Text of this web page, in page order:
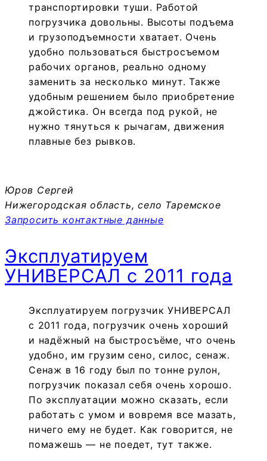
транспортировки туши. Работой
погрузчика довольны. Высоты подъема
и грузоподъемности хватает. Очень
удобно пользоваться быстросъемом
рабочих органов, реально одному
заменить за несколько минут. Также
удобным решением было приобретение
джойстика. Он всегда под рукой, не
нужно тянуться к рычагам, движения
плавные без рывков.
Юров Сергей
Нижегородская область, село Таремское
Запросить контактные данные
Эксплуатируем
УНИВЕРСАЛ с 2011 года
Эксплуатируем погрузчик УНИВЕРСАЛ
с 2011 года, погрузчик очень хороший
и надёжный на быстросъёме, что очень
удобно, им грузим сено, силос, сенаж.
Сенаж в 16 году был по тонне рулон,
погрузчик показал себя очень хорошо.
По эксплуатации можно сказать, если
работать с умом и вовремя все мазать,
ничего ему не будет. Как говорится, не
помажешь — не поедет, тут также.